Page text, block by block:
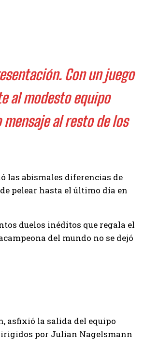
Con un juego
al modesto equipo
al resto de los
las abismales diferencias de
pelear hasta el último día en
duelos inéditos que regala el
del mundo no se dejó
asfixió la salida del equipo
por Julian Nagelsmann